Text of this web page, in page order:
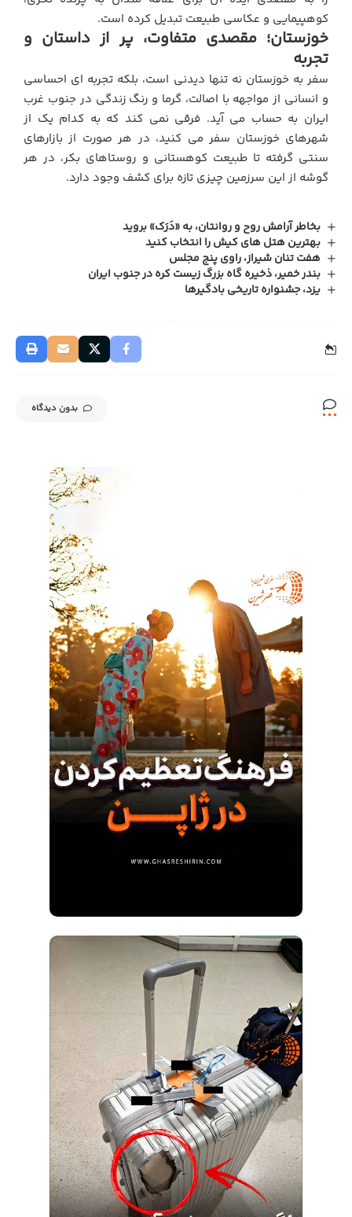
کوهپیمایی و عکاسی طبیعت تبدیل کرده است.
خوزستان؛ مقصدی متفاوت، پر از داستان و
تجربه
سفر به خوزستان نه تنها دیدنی است، بلکه تجربه ای احساسی
و انسانی از مواجهه با اصالت، گرما و رنگ زندگی در جنوب غرب
ایران به حساب می آید. فرقی نمی کند که به کدام یک از
شهرهای خوزستان سفر می کنید، در هر صورت از بازارهای
سنتی گرفته تا طبیعت کوهستانی و روستاهای بکر، در هر
گوشه از این سرزمین چیزی تازه برای کشف وجود دارد.
بخاطر آرامش روح و روانتان، به «دَرَک» بروید
بهترین هتل های کیش را انتخاب کنید
هفت تنان شیراز، راوی پنج مجلس
بندر خمیر، ذخیره گاه بزرگ زیست کره در جنوب ایران
یزد، جشنواره تاریخی بادگیرها
بدون دیدگاه